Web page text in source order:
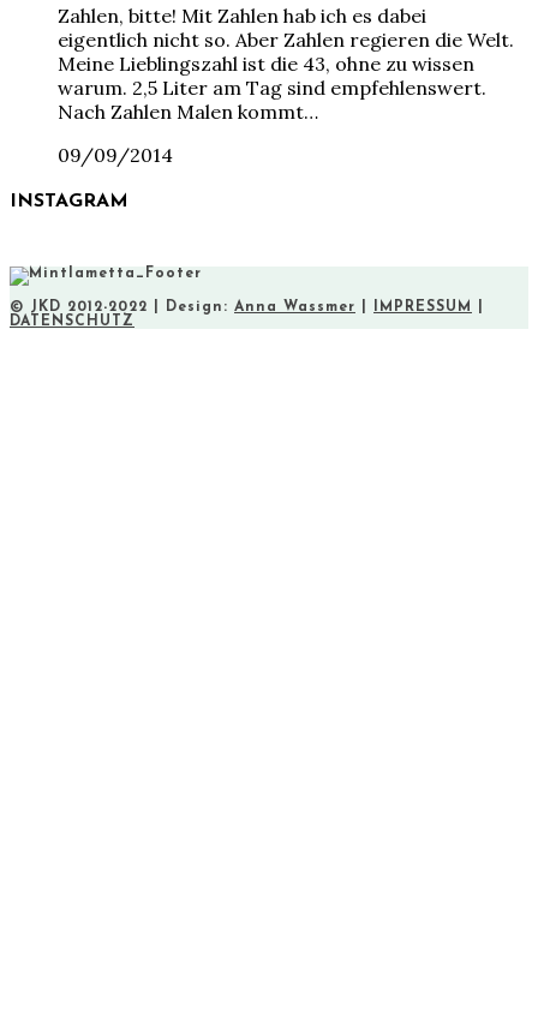
Zahlen, bitte! Mit Zahlen hab ich es dabei
eigentlich nicht so. Aber Zahlen regieren die Welt.
Meine Lieblingszahl ist die 43, ohne zu wissen
warum. 2,5 Liter am Tag sind empfehlenswert.
Nach Zahlen Malen kommt…
09/09/2014
INSTAGRAM
© JKD 2012-2022 | Design: Anna Wassmer IMPRESSUM
DATENSCHUTZ